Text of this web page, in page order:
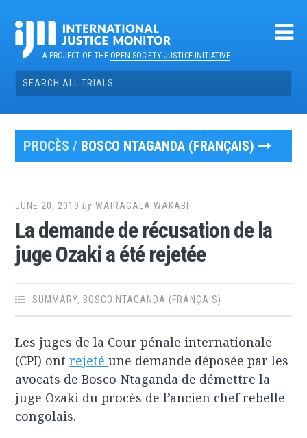
contentA PROJECT OF THEOPEN SOCIETY JUSTICE INITIATIVE
Search
for:
PROCÈS / BOSCO NTAGANDA (FRANÇAIS)
JUNE 20, 2019 byWAIRAGALA WAKABI
La demande de récusation de la
juge Ozaki a été rejetée
SUMMARY, BOSCO NTAGANDA (FRANÇAIS)
Les juges de la Cour pénale internationale
(CPI) ontrejetéune demande déposée par les
avocats de Bosco Ntaganda de démettre la
juge Ozaki du procès de l’ancien chef rebelle
congolais.